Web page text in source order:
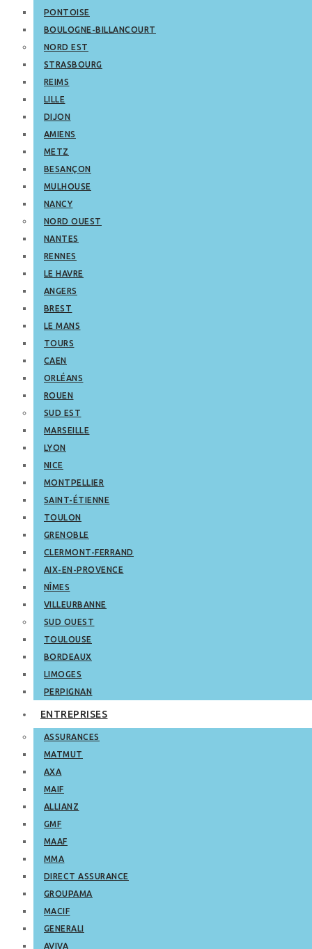
PONTOISE
BOULOGNE-BILLANCOURT
NORD EST
STRASBOURG
REIMS
LILLE
DIJON
AMIENS
METZ
BESANÇON
MULHOUSE
NANCY
NORD OUEST
NANTES
RENNES
LE HAVRE
ANGERS
BREST
LE MANS
TOURS
CAEN
ORLÉANS
ROUEN
SUD EST
MARSEILLE
LYON
NICE
MONTPELLIER
SAINT-ÉTIENNE
TOULON
GRENOBLE
CLERMONT-FERRAND
AIX-EN-PROVENCE
NÎMES
VILLEURBANNE
SUD OUEST
TOULOUSE
BORDEAUX
LIMOGES
PERPIGNAN
ENTREPRISES
ASSURANCES
MATMUT
AXA
MAIF
ALLIANZ
GMF
MAAF
MMA
DIRECT ASSURANCE
GROUPAMA
MACIF
GENERALI
AVIVA